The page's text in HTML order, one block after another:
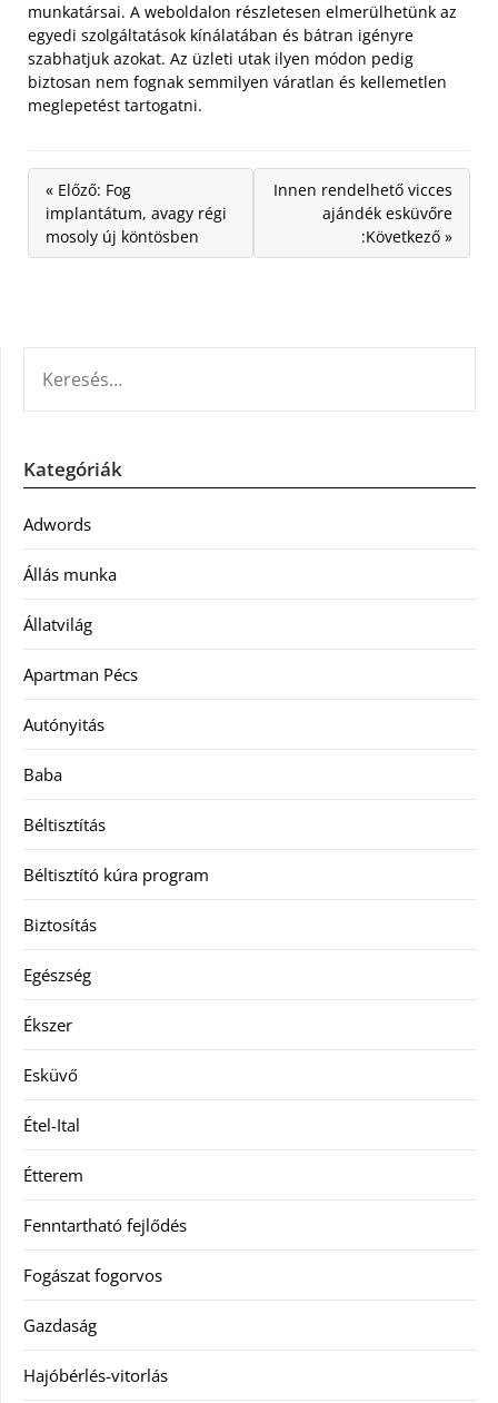
munkatársai. A weboldalon részletesen elmerülhetünk az
egyedi szolgáltatások kínálatában és bátran igényre
szabhatjuk azokat. Az üzleti utak ilyen módon pedig
biztosan nem fognak semmilyen váratlan és kellemetlen
meglepetést tartogatni.
« Előző: Fog
implantátum, avagy régi
mosoly új köntösben
Innen rendelhető vicces
ajándék esküvőre
:Következő »
Kategóriák
Adwords
Állás munka
Állatvilág
Apartman Pécs
Autónyitás
Baba
Béltisztítás
Béltisztító kúra program
Biztosítás
Egészség
Ékszer
Esküvő
Étel-Ital
Étterem
Fenntartható fejlődés
Fogászat fogorvos
Gazdaság
Hajóbérlés-vitorlás